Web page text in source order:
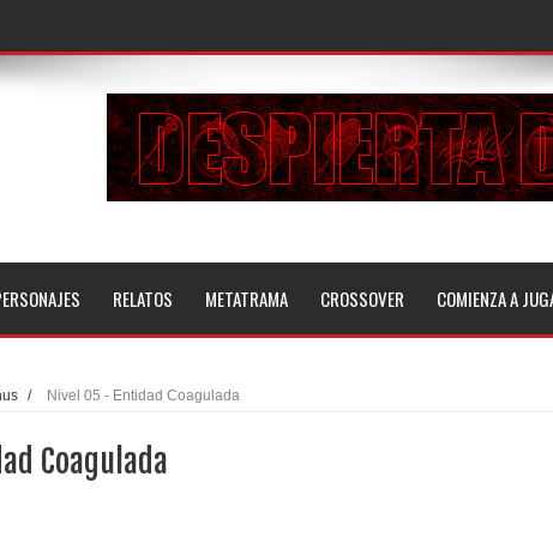
RELATOS METATRAMA CROSSOVER COMIENZA A
/ Nivel 05 - Entidad Coagulada
Coagulada